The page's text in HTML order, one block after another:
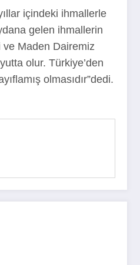
içindeki ihmallerle
gelen ihmallerin
ve Maden Dairemiz
olur. Türkiye’den
olmasıdır”dedi.